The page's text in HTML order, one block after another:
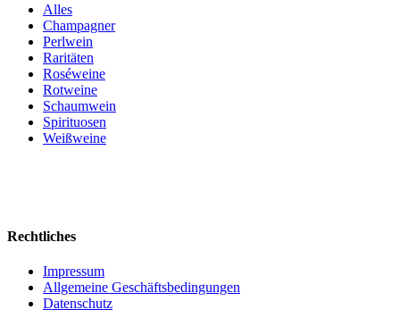
Alles
Champagner
Perlwein
Raritäten
Roséweine
Rotweine
Schaumwein
Spirituosen
Weißweine
Rechtliches
Impressum
Allgemeine Geschäftsbedingungen
Datenschutz